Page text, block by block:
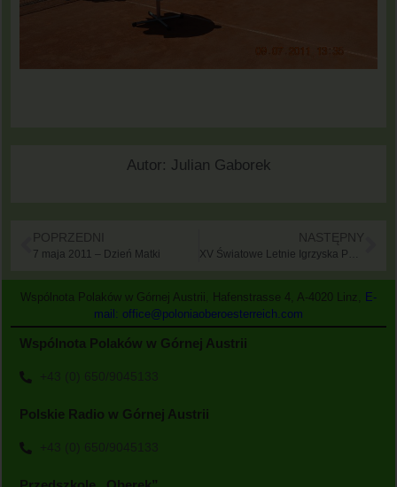
Autor: Julian Gaborek
POPRZEDNI
7 maja 2011 – Dzień Matki
NASTĘPNY
XV Światowe Letnie Igrzyska Polonijne we Wrocławiu
Wspólnota Polaków w Górnej Austrii, Hafenstrasse 4, A-4020 Linz, E-
mail: office@poloniaoberoesterreich.com
Wspólnota Polaków w Górnej Austrii
+43 (0) 650/9045133
Polskie Radio w Górnej Austrii
+43 (0) 650/9045133